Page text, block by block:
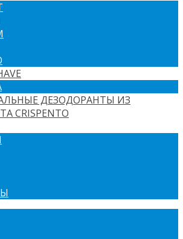
ДЕЗОДОРАНТЫ ИЗ
CRISPENTO